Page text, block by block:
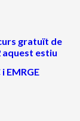
gratuït de
aquest estiu
EMRGE